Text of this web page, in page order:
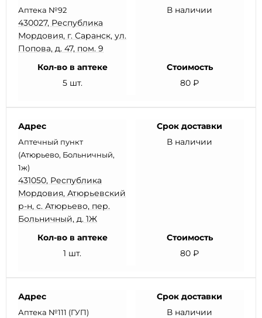
Аптека №92
430027, Республика
Мордовия, г. Саранск, ул.
Попова, д. 47, пом. 9
В наличии
Кол-во в аптеке
5 шт.
Стоимость
80 ₽
Адрес
Аптечный пункт
(Атюрьево, Больничный,
1ж)
431050, Республика
Мордовия, Атюрьевский
р-н, с. Атюрьево, пер.
Больничный, д. 1Ж
Срок доставки
В наличии
Кол-во в аптеке
1 шт.
Стоимость
80 ₽
Адрес
Аптека №111 (ГУП)
Срок доставки
В наличии